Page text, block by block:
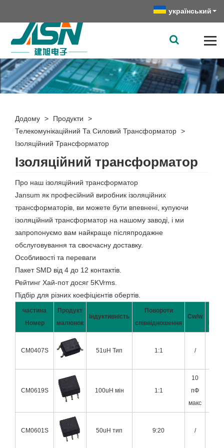
український
Додому > Продукти
>
Телекомунікаційний Та Силовий Трансформатор >
Ізоляційний Трансформатор
Ізоляційний трансформатор
Про наш ізоляційний трансформатор
Jansum як професійний виробник ізоляційних
трансформаторів, ви можете бути впевнені, купуючи
ізоляційний трансформатор на нашому заводі, і ми
запропонуємо вам найкраще післяпродажне
обслуговування та своєчасну доставку.
Особливості та переваги
Пакет SMD від 4 до 12 контактів.
Рейтинг Хай-пот досяг 5KVrms.
Підбір для різних коефіцієнтів обертів.
частина
Номер
Продукт
малюнок
індуктивність
Повороти
співвідношення
Cw/w
CM0407S 51uH Тип 1:1 /
CM0619S 100uH мін 1:1
10
пФ
макс
CM0601S 50uH тип 9:20 /